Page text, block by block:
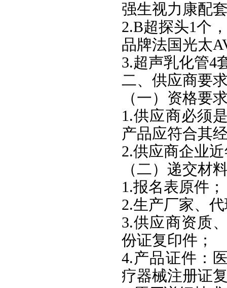
强生视力康配
2.B超探头1个
品牌法国光太
3.超声乳化管4
二、供应商要
（一）资格要
1.供应商必须
产品应符合其
2.供应商企业
（二）递交材
1.报名表原件；
2.生产厂家、
3.供应商资质
份证复印件；
4.产品证件：
疗器械注册证